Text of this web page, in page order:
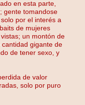
en esta parte,
gente tomandose
por el interés a
de mujeres
un montón de
gigante de
de tener sexo, y
de valor
solo por puro